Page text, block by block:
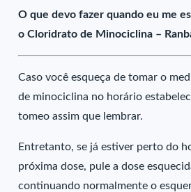
O que devo fazer quando eu me
o Cloridrato de Minociclina –
Caso você esqueça de tomar o
de minociclina no horário
tomeo assim que lembrar.
Entretanto, se já estiver perto do
próxima dose, pule a dose
continuando normalmente o